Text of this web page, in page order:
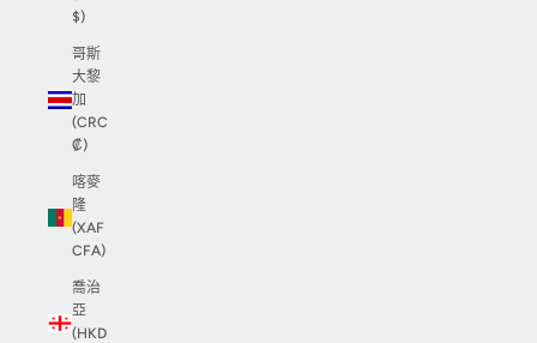
$)
哥斯
大黎
加
(CRC
₡)
喀麥
隆
(XAF
CFA)
喬治
亞
(HKD